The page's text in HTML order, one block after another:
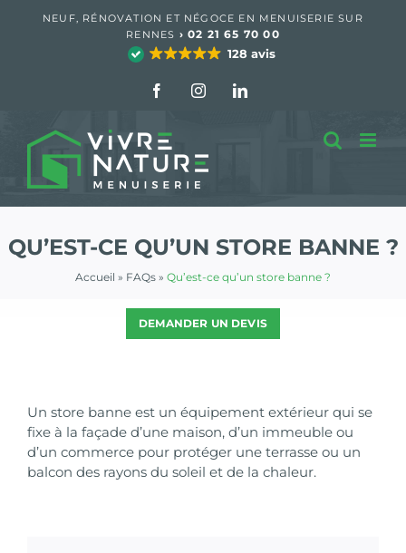
NEUF, RÉNOVATION ET NÉGOCE EN MENUISERIE SUR
RENNES › 02 21 65 70 00
128 avis
FacebookInstagramLinkedIn
QU’EST-CE QU’UN STORE BANNE ?
Accueil » FAQs » Qu’est-ce qu’un store banne ?
DEMANDER UN DEVIS
Un store banne est un équipement extérieur qui se
fixe à la façade d’une maison, d’un immeuble ou
d’un commerce pour protéger une terrasse ou un
balcon des rayons du soleil et de la chaleur.